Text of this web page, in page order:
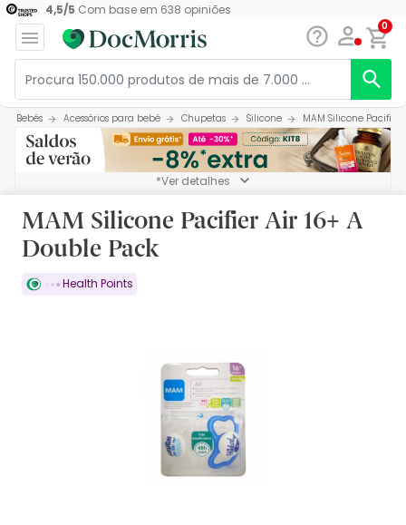
4,5/5 Com base em 638 opiniões
0
Bebés Acessórios para bebé Chupetas Silicone MAM Silicone Pacifier
*Ver detalhes
MAM Silicone Pacifier Air 16+ A
Double Pack
Health Points